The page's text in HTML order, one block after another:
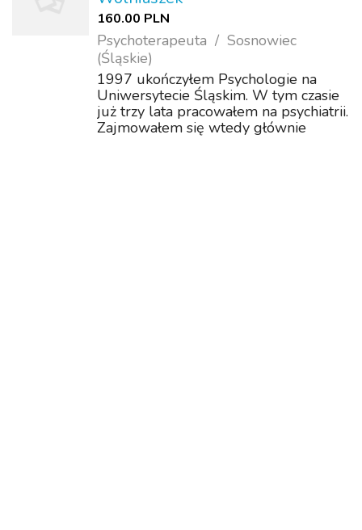
160.00 PLN
Psychoterapeuta
Sosnowiec
(Śląskie)
1997 ukończyłem Psychologie na
Uniwersytecie Śląskim. W tym czasie
już trzy lata pracowałem na psychiatrii.
Zajmowałem się wtedy głównie